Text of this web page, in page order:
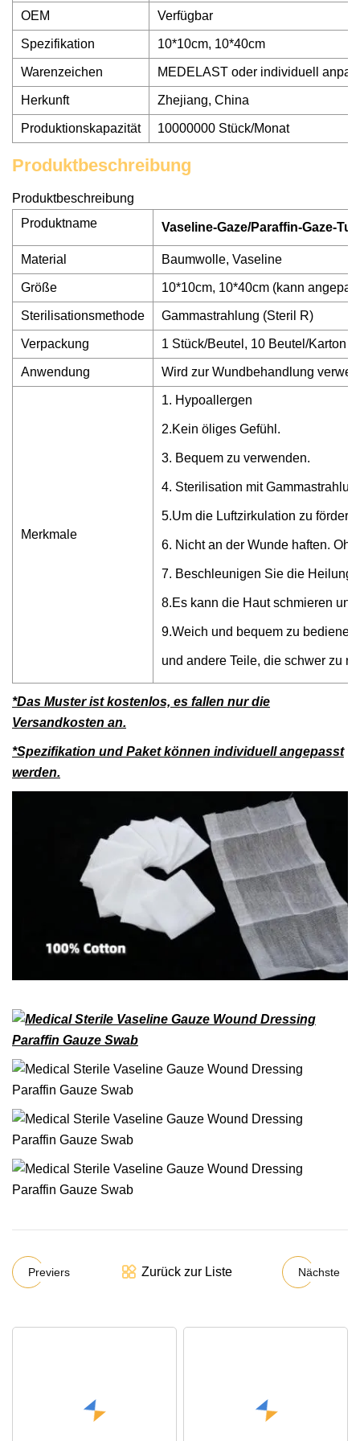
OEM Verfügbar
Spezifikation 10*10cm, 10*40cm
Warenzeichen MEDELAST oder individuell
Herkunft Zhejiang, China
Produktionskapazität 10000000 Stück/Monat
Produktbeschreibung
Produktbeschreibung
Produktname
Vaseline-Gaze/Paraffin-Gaze-
Material Baumwolle, Vaseline
Größe 10*10cm, 10*40cm (kann
Sterilisationsmethode Gammastrahlung (Steril R)
Verpackung 1 Stück/Beutel, 10 Beutel/Karton
Anwendung Wird zur Wundbehandlung
Merkmale
1. Hypoallergen
2.Kein öliges Gefühl.
3. Bequem zu verwenden.
4. Sterilisation mit
5.Um die Luftzirkulation zu fördern
6. Nicht an der Wunde haften.
7. Beschleunigen Sie die Heilung
8.Es kann die Haut schmieren
9.Weich und bequem zu
und andere Teile, die schwer zu
*Das Muster ist kostenlos, es fallen nur die
Versandkosten an.
*Spezifikation und Paket können individuell angepasst
werden.
Previers Zurück zur Liste Nächste